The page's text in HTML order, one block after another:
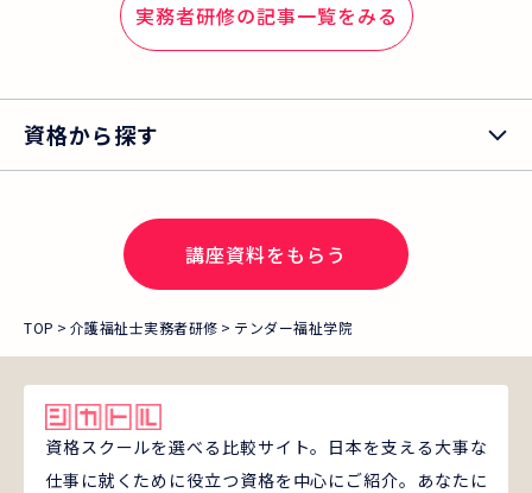
実務者研修の記事一覧をみる
資格から探す
講座資料をもらう
TOP 介護福祉士実務者研修 テンダー福祉学院
資格スクールを選べる比較サイト。日本を支える大事な
仕事に就くために役立つ資格を中心にご紹介。あなたに